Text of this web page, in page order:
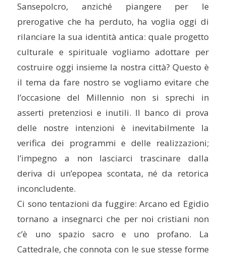
Sansepolcro, anziché piangere per le
prerogative che ha perduto, ha voglia oggi di
rilanciare la sua identità antica: quale progetto
culturale e spirituale vogliamo adottare per
costruire oggi insieme la nostra città? Questo è
il tema da fare nostro se vogliamo evitare che
l’occasione del Millennio non si sprechi in
asserti pretenziosi e inutili. Il banco di prova
delle nostre intenzioni è inevitabilmente la
verifica dei programmi e delle realizzazioni;
l’impegno a non lasciarci trascinare dalla
deriva di un’epopea scontata, né da retorica
inconcludente.
Ci sono tentazioni da fuggire: Arcano ed Egidio
tornano a insegnarci che per noi cristiani non
c’è uno spazio sacro e uno profano. La
Cattedrale, che connota con le sue stesse forme